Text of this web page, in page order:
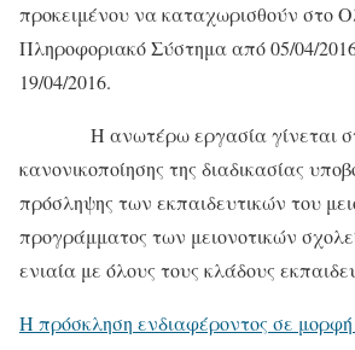
προκειμένου να καταχωρισθούν στο
Πληροφοριακό Σύστημα από 05/04/
19/04/2016.
Η ανωτέρω εργασία γίνεται
κανονικοποίησης της διαδικασίας
πρόσληψης των εκπαιδευτικών του
προγράμματος των μειονοτικών
ενιαία με όλους τους κλάδους
Η πρόσκληση ενδιαφέροντος σε μορφή